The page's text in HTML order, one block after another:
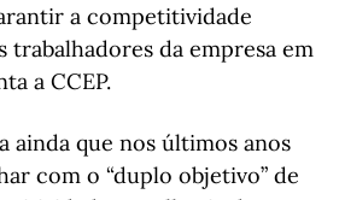
a competitividade
trabalhadores da empresa em
a CCEP.
ainda que nos últimos anos
com o “duplo objetivo” de